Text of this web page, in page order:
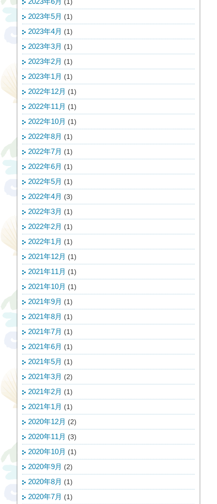
2023年5月 (1)
2023年4月 (1)
2023年3月 (1)
2023年2月 (1)
2023年1月 (1)
2022年12月 (1)
2022年11月 (1)
2022年10月 (1)
2022年8月 (1)
2022年7月 (1)
2022年6月 (1)
2022年5月 (1)
2022年4月 (3)
2022年3月 (1)
2022年2月 (1)
2022年1月 (1)
2021年12月 (1)
2021年11月 (1)
2021年10月 (1)
2021年9月 (1)
2021年8月 (1)
2021年7月 (1)
2021年6月 (1)
2021年5月 (1)
2021年3月 (2)
2021年2月 (1)
2021年1月 (1)
2020年12月 (2)
2020年11月 (3)
2020年10月 (1)
2020年9月 (2)
2020年8月 (1)
2020年7月 (1)